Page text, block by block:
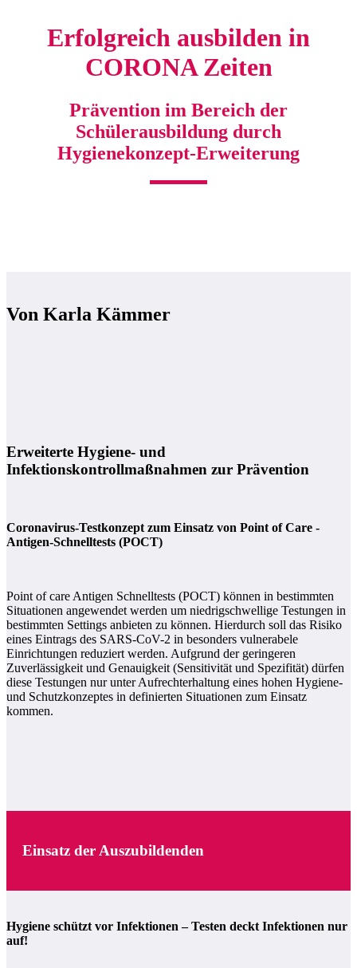
Erfolgreich ausbilden in
CORONA Zeiten
Prävention im Bereich der
Schülerausbildung durch
Hygienekonzept-Erweiterung
Von Karla Kämmer
Erweiterte Hygiene- und
Infektionskontrollmaßnahmen zur Prävention
Coronavirus-Testkonzept zum Einsatz von Point of Care -
Antigen-Schnelltests (POCT)
Point of care Antigen Schnelltests (POCT) können in bestimmten
Situationen angewendet werden um niedrigschwellige Testungen in
bestimmten Settings anbieten zu können. Hierdurch soll das Risiko
eines Eintrags des SARS-CoV-2 in besonders vulnerabele
Einrichtungen reduziert werden. Aufgrund der geringeren
Zuverlässigkeit und Genauigkeit (Sensitivität und Spezifität) dürfen
diese Testungen nur unter Aufrechterhaltung eines hohen Hygiene-
und Schutzkonzeptes in definierten Situationen zum Einsatz
kommen.
Einsatz der Auszubildenden
Hygiene schützt vor Infektionen – Testen deckt Infektionen nur
auf!